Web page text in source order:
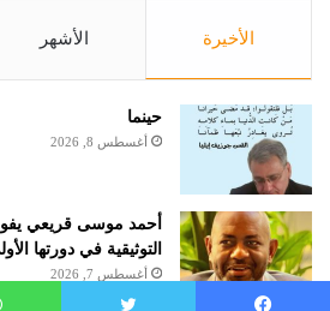
الأخيرة الأشهر
حينما
أغسطس 8, 2026
أحمد موسى قريعي يفوز
التوثيقية في دورتها
أغسطس 7, 2026